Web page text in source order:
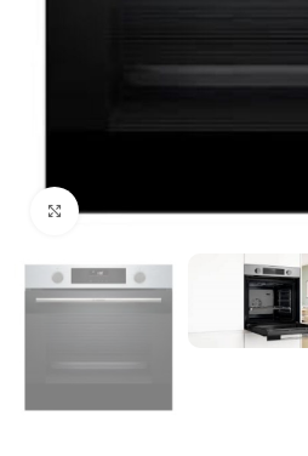
Cliquez pour agrandir